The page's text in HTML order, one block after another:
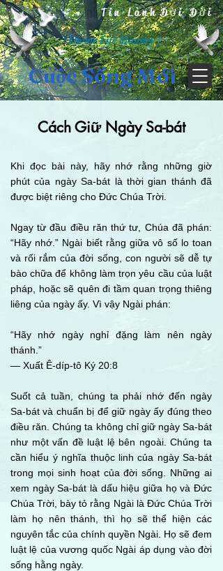
Tin Lành Đời Đời
( Divine Life Ministry )
Cuộc Sống Mới
Cách Giữ Ngày Sa-bát
Khi đọc bài này, hãy nhớ rằng những giờ
phút của ngày Sa-bát là thời gian thánh đã
được biệt riêng cho Đức Chúa Trời.
Ngay từ đầu điều răn thứ tư, Chúa đã phán:
“Hãy nhớ.” Ngài biết rằng giữa vô số lo toan
và rối rắm của đời sống, con người sẽ dễ tự
bào chữa để không làm trọn yêu cầu của luật
pháp, hoặc sẽ quên đi tầm quan trọng thiêng
liêng của ngày ấy. Vì vậy Ngài phán:
“Hãy nhớ ngày nghỉ đặng làm nên ngày
thánh.”
— Xuất Ê-díp-tô Ký 20:8
Suốt cả tuần, chúng ta phải nhớ đến ngày
Sa-bát và chuẩn bị để giữ ngày ấy đúng theo
điều răn. Chúng ta không chỉ giữ ngày Sa-bát
như một vấn đề luật lệ bên ngoài. Chúng ta
cần hiểu ý nghĩa thuộc linh của ngày Sa-bát
trong mọi sinh hoạt của đời sống. Những ai
xem ngày Sa-bát là dấu hiệu giữa họ và Đức
Chúa Trời, bày tỏ rằng Ngài là Đức Chúa Trời
làm họ nên thánh, thì họ sẽ thể hiện các
nguyên tắc của chính quyền Ngài. Họ sẽ đem
luật lệ của vương quốc Ngài áp dụng vào đời
sống hằng ngày.